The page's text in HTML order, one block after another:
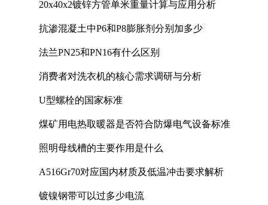
20x40x2镀锌方管单米重量计算与应用分析
抗渗混凝土中P6和P8膨胀剂分别加多少
法兰PN25和PN16有什么区别
消费者对洗衣机的核心需求调研与分析
U型螺栓的国家标准
煤矿用电热取暖器是否符合防爆电气设备标准
照明母线槽的主要作用是什么
A516Gr70对应国内材质及低温冲击要求解析
镀镍钢带可以过多少电流